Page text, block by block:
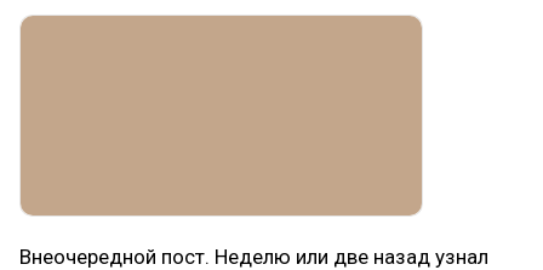
Внеочередной пост. Неделю или две назад узнал